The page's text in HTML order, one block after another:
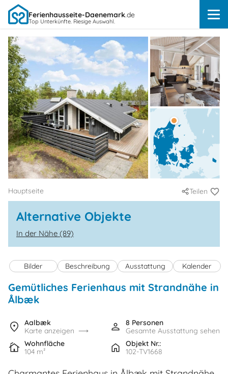
Ferienhausseite-Daenemark.de
Top Unterkünfte. Riesige Auswahl.
Hauptseite Teilen
Alternative Objekte
In der Nähe (89)
Bilder Beschreibung Ausstattung Kalender
Gemütliches Ferienhaus mit Strandnähe in
Ålbæk
Aalbæk
Karte anzeigen
8 Personen
Gesamte Ausstattung sehen
Wohnfläche
104 m²
Objekt Nr.:
102-TV1668